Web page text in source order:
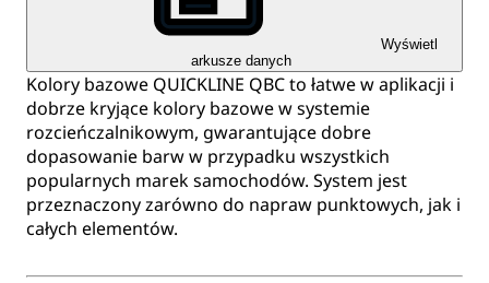
Wyświetl
arkusze danych
Kolory bazowe QUICKLINE QBC to łatwe w aplikacji i
dobrze kryjące kolory bazowe w systemie
rozcieńczalnikowym, gwarantujące dobre
dopasowanie barw w przypadku wszystkich
popularnych marek samochodów. System jest
przeznaczony zarówno do napraw punktowych, jak i
całych elementów.